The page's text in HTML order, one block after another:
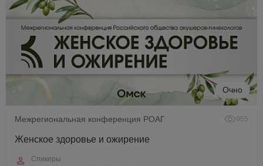
Очно
Межрегиональная конференция РОАГ 955
Женское здоровье и ожирение
Спикеры